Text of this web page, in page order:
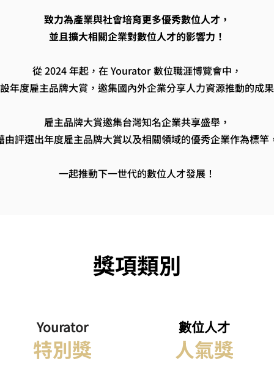
致力為產業與社會培育更多優秀數位人才，
並且擴大相關企業對數位人才的影響力！
從 2024 年起，在 Yourator 數位職涯博覽會中，
年度雇主品牌大賞，邀集國內外企業分享人力資源推動的成
雇主品牌大賞邀集台灣知名企業共享盛舉，
由評選出年度雇主品牌大賞以及相關領域的優秀企業作為標竿
一起推動下一世代的數位人才發展！
獎項類別
Yourator
​特別獎
​數位人才
人氣獎